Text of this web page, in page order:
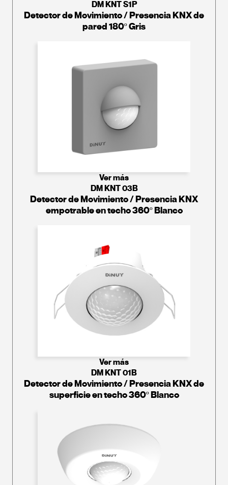
DM KNT S1P
Detector de Movimiento / Presencia KNX de
pared 180º Gris
Ver más
DM KNT 03B
Detector de Movimiento / Presencia KNX
empotrable en techo 360º Blanco
Ver más
DM KNT 01B
Detector de Movimiento / Presencia KNX de
superficie en techo 360º Blanco